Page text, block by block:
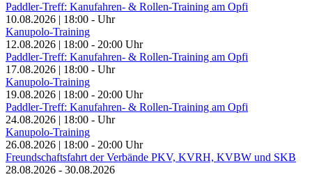
Paddler-Treff: Kanufahren- & Rollen-Training am Opfi
10.08.2026 | 18:00 - Uhr
Kanupolo-Training
12.08.2026 | 18:00 - 20:00 Uhr
Paddler-Treff: Kanufahren- & Rollen-Training am Opfi
17.08.2026 | 18:00 - Uhr
Kanupolo-Training
19.08.2026 | 18:00 - 20:00 Uhr
Paddler-Treff: Kanufahren- & Rollen-Training am Opfi
24.08.2026 | 18:00 - Uhr
Kanupolo-Training
26.08.2026 | 18:00 - 20:00 Uhr
Freundschaftsfahrt der Verbände PKV, KVRH, KVBW und SKB
28.08.2026 - 30.08.2026